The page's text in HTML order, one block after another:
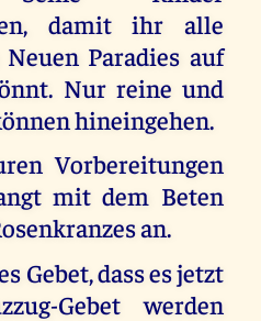
damit ihr alle
Paradies auf
Nur reine und
hineingehen.
Vorbereitungen
mit dem Beten
an.
Gebet, dass es jetzt
Gebet werden